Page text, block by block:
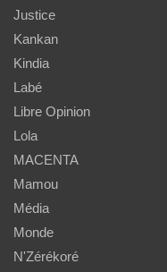
Justice
Kankan
Kindia
Labé
Libre Opinion
Lola
MACENTA
Mamou
Média
Monde
N'Zérékoré